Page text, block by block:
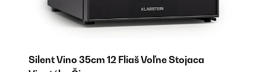
Silent Vino 35cm 12 Fliaš Voľne Stojaca